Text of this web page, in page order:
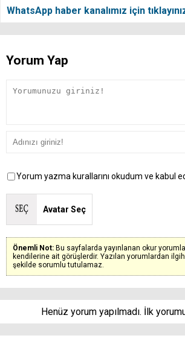
WhatsApp haber kanalımız için
Yorum Yap
Yorum yazma kurallarını okudum ve kabul
Avatar Seç
Önemli Not: Bu sayfalarda yayınlanan okur
kendilerine ait görüşlerdir. Yazılan yorumlardan
şekilde sorumlu tutulamaz.
Henüz yorum yapılmadı. İlk